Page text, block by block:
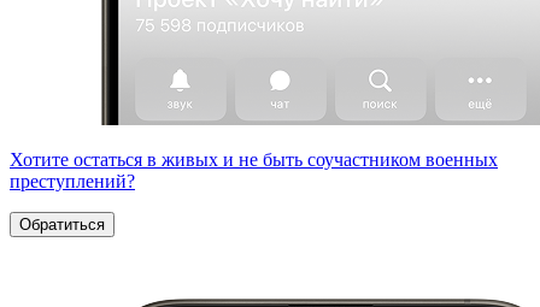
Хотите остаться в живых и не быть соучастником военных
преступлений?
Обратиться